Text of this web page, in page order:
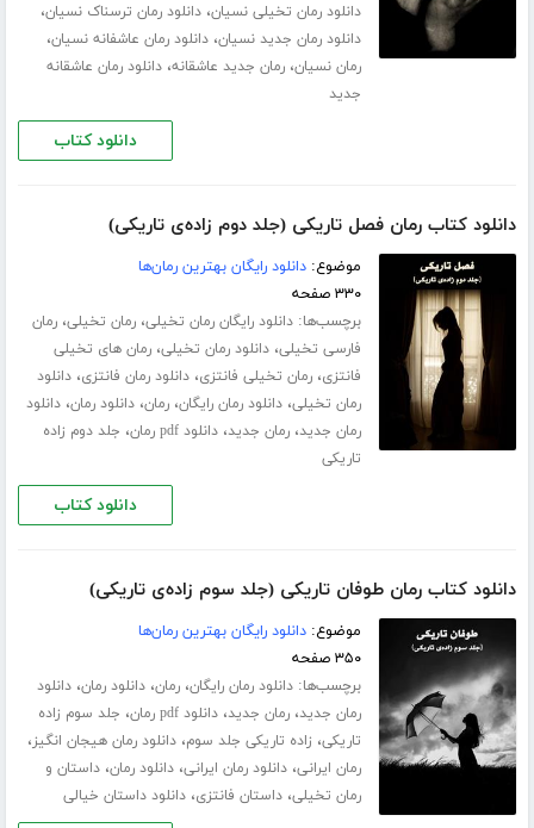
دانلود رمان تخیلی نسیان،دانلود رمان ترسناک نسیان،
دانلود رمان جدید نسیان،دانلود رمان عاشفانه نسیان،
رمان نسیان،رمان جدید عاشقانه،دانلود رمان عاشقانه
جدید
دانلود کتاب
دانلود کتاب رمان فصل تاریکی (جلد دوم زاده‌ی تاریکی)
موضوع:دانلود رایگان بهترین رمان‌ها
۳۳۰ صفحه
برچسب‌ها:دانلود رایگان رمان تخیلی،رمان تخیلی،رمان
فارسی تخیلی،دانلود رمان تخیلی،رمان های تخیلی
فانتزی،رمان تخیلی فانتزی،دانلود رمان فانتزی،دانلود
رمان تخیلی،دانلود رمان رایگان،رمان،دانلود رمان،دانلود
رمان جدید،رمان جدید،دانلود pdf رمان ، جلد دوم زاده
تاریکی
دانلود کتاب
دانلود کتاب رمان طوفان تاریکی (جلد سوم زاده‌ی تاریکی)
موضوع:دانلود رایگان بهترین رمان‌ها
۳۵۰ صفحه
برچسب‌ها:دانلود رمان رایگان،رمان،دانلود رمان،دانلود
رمان جدید،رمان جدید،دانلود pdf رمان ، جلد سوم زاده
تاریکی، زاده تاریکی جلد سوم،دانلود رمان هیجان انگیز،
رمان ایرانی،دانلود رمان ایرانی،دانلود رمان،داستان و
رمان تخیلی،داستان فانتزی،دانلود داستان خیالی